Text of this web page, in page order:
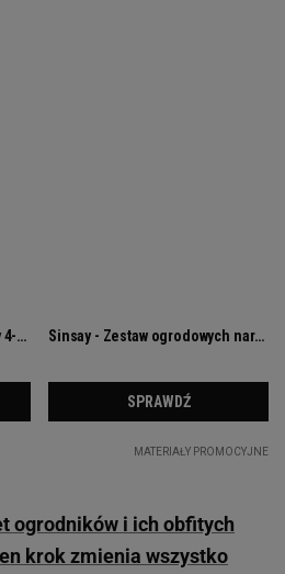
ogrodników i ich obfitych
krok zmienia wszystko